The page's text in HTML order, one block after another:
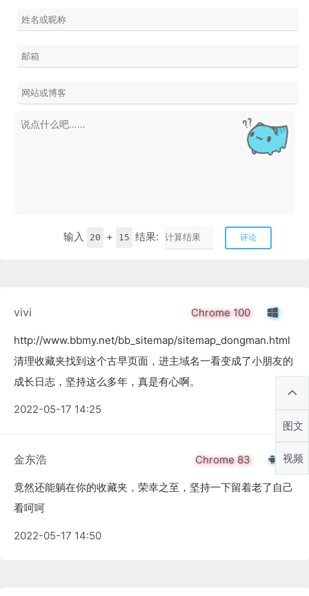
输入 20 + 15 结果: 评论
vivi Chrome 100
http://www.bbmy.net/bb_sitemap/sitemap_dongman.html
清理收藏夹找到这个古早页面，进主域名一看变成了小朋友的
成长日志，坚持这么多年，真是有心啊。
2022-05-17 14:25
金东浩 Chrome 83
竟然还能躺在你的收藏夹，荣幸之至，坚持一下留着老了自己
看呵呵
2022-05-17 14:50
图文
视频